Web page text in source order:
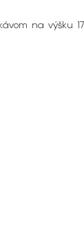
na výšku